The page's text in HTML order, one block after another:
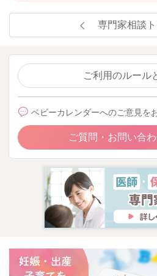
専門家相談
ご利用のルール
ベビーカレンダーへのご意見を
ご質問・お問い合